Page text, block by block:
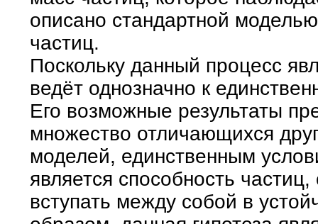
описано стандартной
частиц.
Поскольку данный процесс
ведёт однозначно к
Его возможные результаты
множество отличающихся
моделей, единственным
является способность
вступать между собой в